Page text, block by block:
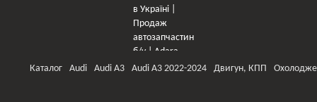
Каталог Audi Audi A3 Audi A3 2022-2024 Двигун, КПП